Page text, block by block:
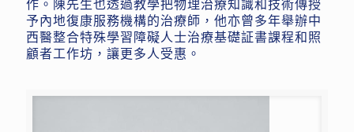
作。陳先生也透過教學把物理治療知識和技術傳授
予內地復康服務機構的治療師，他亦曾多年舉辦中
西醫整合特殊學習障礙人士治療基礎証書課程和照
顧者工作坊，讓更多人受惠。